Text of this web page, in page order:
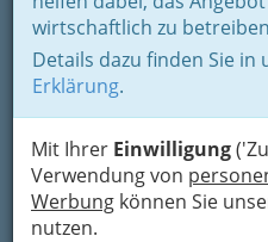
wirtschaftlich zu
Details dazu finden Sie in
Erklärung.
Mit Ihrer Einwilligung
Verwendung von
Werbung können Sie
nutzen.
GmbH -
Konzept zur
und
Trendsportart
Wastlergasse 11, 8010
+43 720 3035 510
+49 89 7240 6842